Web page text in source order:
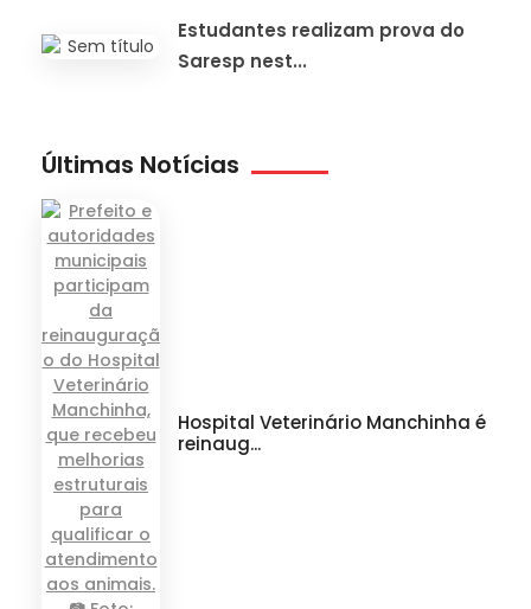
Estudantes realizam prova do
Saresp nest...
Últimas Notícias
Hospital Veterinário Manchinha é
reinaug...